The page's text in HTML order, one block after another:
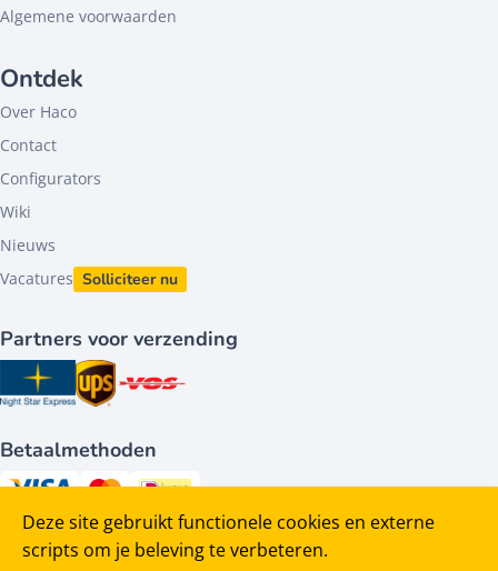
Deze site gebruikt functionele cookies en externe
scripts om je beleving te verbeteren.
Algemene voorwaarden
Ontdek
Over Haco
Contact
Configurators
Wiki
Nieuws
Vacatures Solliciteer nu
Partners voor verzending
Betaalmethoden
Volg ons op